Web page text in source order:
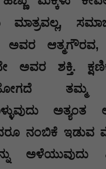
ಮಾತ್ರವಲ್ಲ,
ಅವರ ಆತ್ಮಗೌರವ,
ಅವರ ಶಕ್ತಿ.
ತಮ್ಮ
ನಂಬಿಕೆ ಇಡುವ